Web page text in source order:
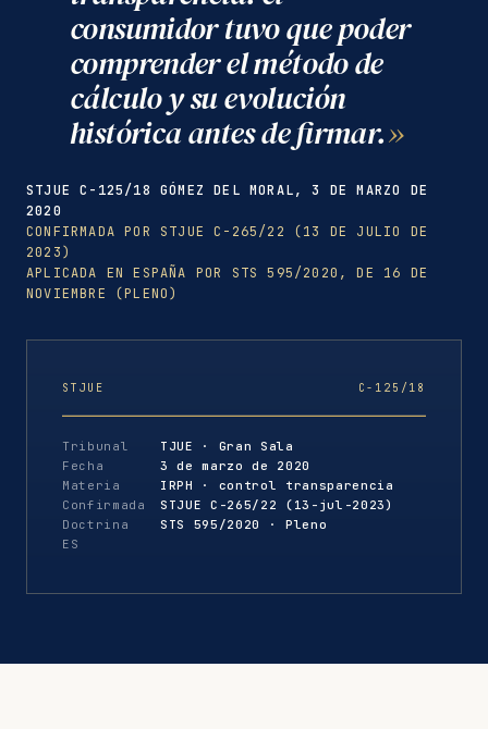
consumidor tuvo que poder
comprender el método de
cálculo y su evolución
histórica antes de firmar.
STJUE C-125/18 GÓMEZ DEL MORAL, 3 DE MARZO DE
2020
CONFIRMADA POR STJUE C-265/22 (13 DE JULIO DE
2023)
APLICADA EN ESPAÑA POR STS 595/2020, DE 16 DE
NOVIEMBRE (PLENO)
STJUE C-125/18
Tribunal
TJUE · Gran Sala
Fecha
3 de marzo de 2020
Materia
IRPH · control transparencia
Confirmada
STJUE C-265/22 (13-jul-2023)
Doctrina
ES
STS 595/2020 · Pleno